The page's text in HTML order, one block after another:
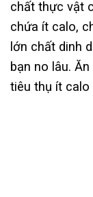
chất thực vật
chứa ít calo,
lớn chất dinh
bạn no lâu.
tiêu thụ ít calo